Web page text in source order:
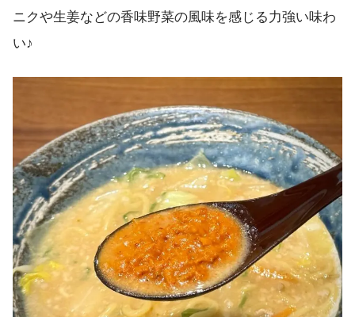
ニクや生姜などの香味野菜の風味を感じる力強い味わ
い♪